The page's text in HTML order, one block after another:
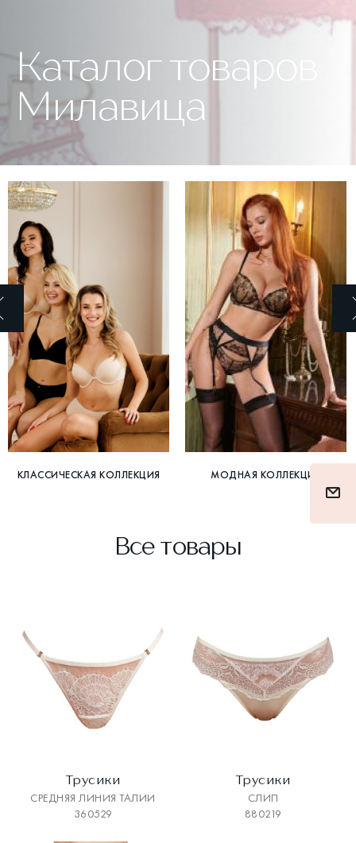
Каталог товаров
Милавица
КЛАССИЧЕСКАЯ КОЛЛЕКЦИЯ МОДНАЯ КОЛЛЕКЦИЯ
Все товары
Трусики
СРЕДНЯЯ ЛИНИЯ ТАЛИИ
360529
Трусики
СЛИП
880219